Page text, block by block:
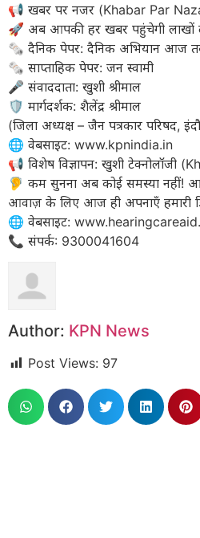
​📢 खबर पर नजर (Khabar Par
🚀 अब आपकी हर खबर पहुंचेगी लाखों
​🗞️ दैनिक पेपर: दैनिक अभियान आज तक
🗞️ साप्ताहिक पेपर: जन स्वामी
​🎤 संवाददाता: खुशी श्रीमाल
🛡️ मार्गदर्शक: शैलेंद्र श्रीमाल
(जिला अध्यक्ष – जैन पत्रकार परिषद,
​🌐 वेबसाइट: www.kpnindia.in
​📢 विशेष विज्ञापन: खुशी टेक्नोलॉजी
🦻 कम सुनना अब कोई समस्या नहीं!
आवाज़ के लिए आज ही अपनाएँ हमारी
​🌐 वेबसाइट:
📞 संपर्क: 9300041604
Author: KPN News
Post Views: 97